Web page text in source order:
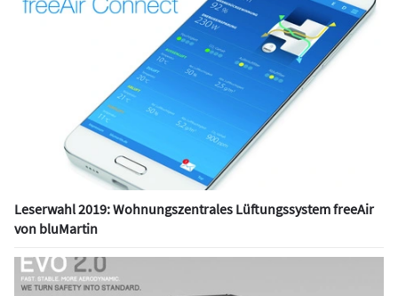
Leserwahl 2019: Wohnungszentrales Lüftungssystem freeAir
von bluMartin